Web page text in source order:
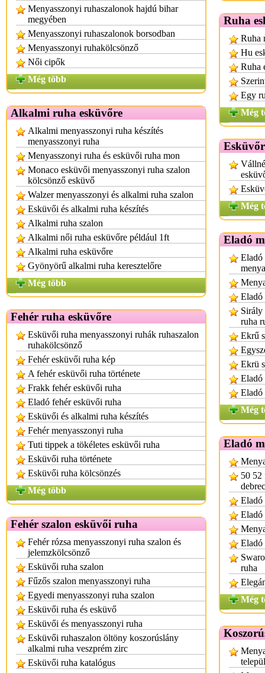
Menyasszonyi ruhaszalonok hajdú bihar
megyében
Menyasszonyi ruhaszalonok borsodban
Menyasszonyi ruhakölcsönző
Női cipők
Még több
Alkalmi ruha esküvőre
Alkalmi menyasszonyi ruha készítés
menyasszonyi ruha
Menyasszonyi ruha és esküvői ruha mon
Monaco esküvői menyasszonyi ruha szalon
kölcsönző esküvő
Walzer menyasszonyi és alkalmi ruha szalon
Esküvői és alkalmi ruha készítés
Alkalmi ruha szalon
Alkalmi női ruha esküvőre például 1ft
Alkalmi ruha esküvőre
Gyönyörű alkalmi ruha keresztelőre
Még több
Fehér ruha esküvőre
Esküvői ruha menyasszonyi ruhák ruhaszalon
ruhakölcsönző
Fehér esküvői ruha kép
A fehér esküvői ruha története
Frakk fehér esküvői ruha
Eladó fehér esküvői ruha
Esküvői és alkalmi ruha készítés
Fehér menyasszonyi ruha
Tuti tippek a tökéletes esküvői ruha
Esküvői ruha története
Esküvői ruha kölcsönzés
Még több
Fehér szalon esküvői ruha
Fehér rózsa menyasszonyi ruha szalon és
jelemzkölcsönző
Esküvői ruha szalon
Fűzős szalon menyasszonyi ruha
Egyedi menyasszonyi ruha szalon
Esküvői ruha és esküvő
Esküvői és menyasszonyi ruha
Esküvői ruhaszalon öltöny koszorúslány
alkalmi ruha veszprém zirc
Esküvői ruha katalógus
Ruha
Ruha
Hu
Ruha
Egy
Még
Még
Eladó
Eladó
Eladó
Sirály
ruha
Ekrű
Ekrü
Eladó
Eladó
Még
Eladó
50 52
Eladó
Eladó
Eladó
ruha
Még